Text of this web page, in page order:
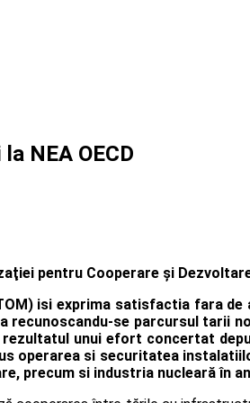
NEA OECD
pentru Cooperare şi
isi exprima satisfactia fara
recunoscandu-se parcursul tarii
unui efort concertat
operarea si securitatea
precum si industria nucleară în